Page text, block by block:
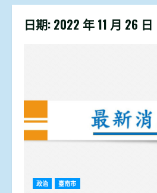
日期: 2022 年 11 月 26 日
政治 臺南市